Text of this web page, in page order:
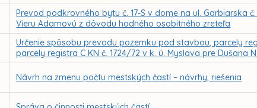
Prevod podkrovného bytu č. 17-S v dome na ul. Garbiarska
Vieru Adamovú z dôvodu hodného osobitného zreteľa
Určenie spôsobu prevodu pozemku pod stavbou, parcely
parcely registra C KN č. 1724/72 v k. ú. Myslava pre Dušana
Návrh na zmenu počtu mestských častí – návrhy, riešenia